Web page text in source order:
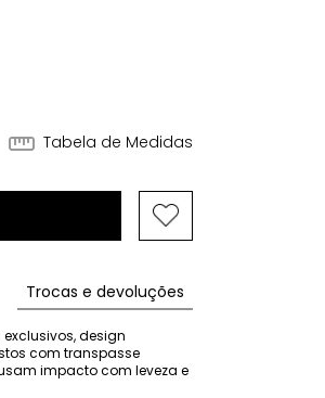
Tabela de Medidas
Trocas e devoluções
design
com transpasse
impacto com leveza e